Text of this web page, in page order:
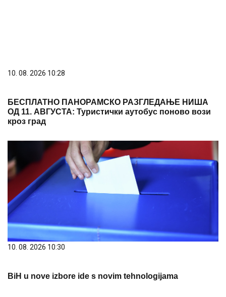
10. 08. 2026 10:28
БЕСПЛАТНО ПАНОРАМСКО РАЗГЛЕДАЊЕ НИША
ОД 11. АВГУСТА: Туристички аутобус поново вози
кроз град
10. 08. 2026 10:30
BiH u nove izbore ide s novim tehnologijama